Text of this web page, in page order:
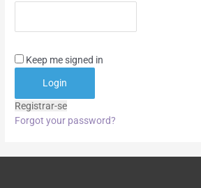
Keep me signed in
Registrar-se
Forgot your password?